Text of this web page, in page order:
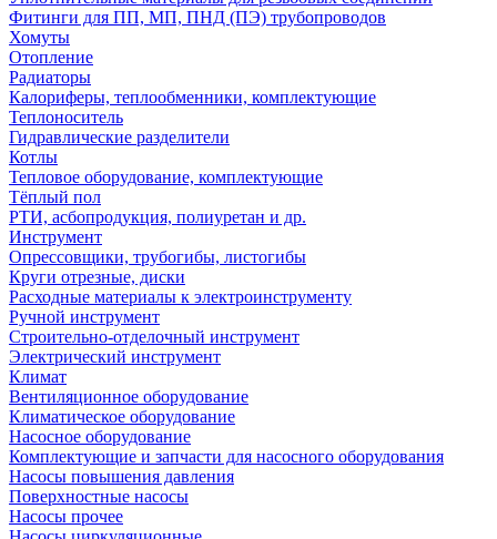
Фитинги для ПП, МП, ПНД (ПЭ) трубопроводов
Хомуты
Отопление
Радиаторы
Калориферы, теплообменники, комплектующие
Теплоноситель
Гидравлические разделители
Котлы
Тепловое оборудование, комплектующие
Тёплый пол
РТИ, асбопродукция, полиуретан и др.
Инструмент
Опрессовщики, трубогибы, листогибы
Круги отрезные, диски
Расходные материалы к электроинструменту
Ручной инструмент
Строительно-отделочный инструмент
Электрический инструмент
Климат
Вентиляционное оборудование
Климатическое оборудование
Насосное оборудование
Комплектующие и запчасти для насосного оборудования
Насосы повышения давления
Поверхностные насосы
Насосы прочее